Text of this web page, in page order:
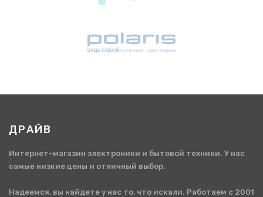
ДРАЙВ
Интернет-магазин электроники и бытовой техники. У нас
самые низкие цены и отличный выбор.
Надеемся, вы найдете у нас то, что искали. Работаем с 2001